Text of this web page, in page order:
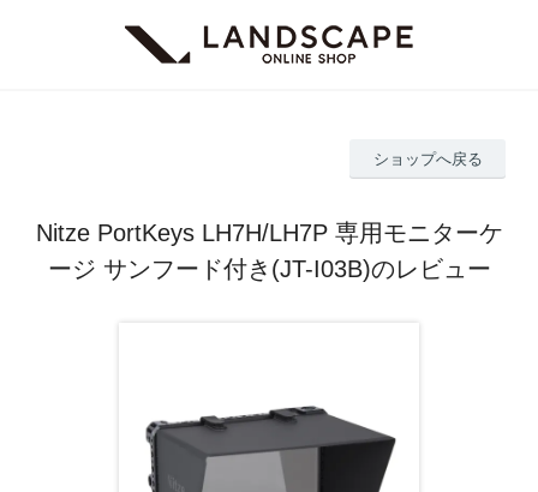
ショップへ戻る
Nitze PortKeys LH7H/LH7P 専用モニターケ
ージ サンフード付き(JT-I03B)のレビュー